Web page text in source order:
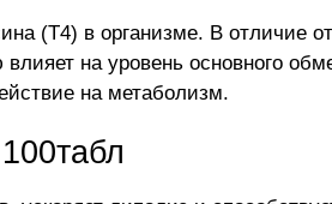
(Т4) в организме. В отличие
на уровень основного
на метаболизм.